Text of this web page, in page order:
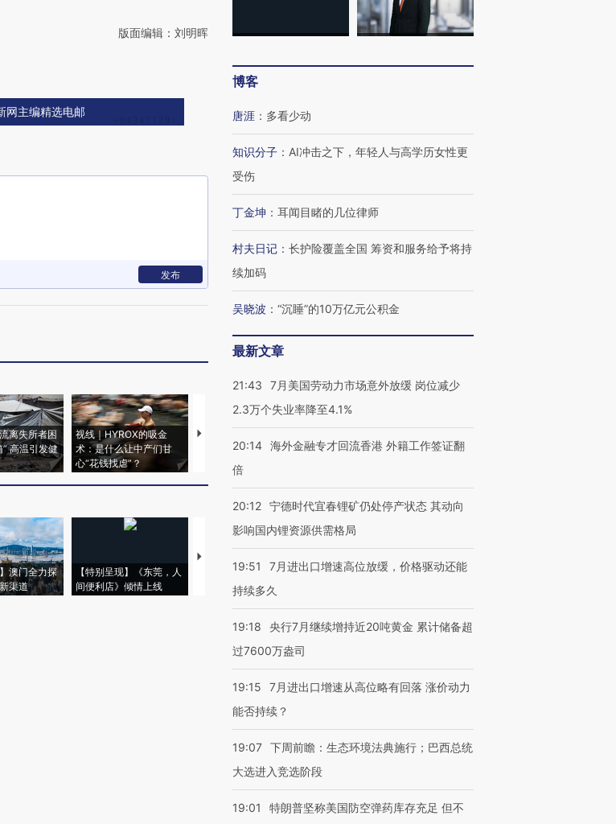
版面编辑：刘明晖
网主编精选电邮
发布
离失所者困
高温引发健
视线｜HYROX的吸金
术：是什么让中产们甘
心“花钱找虐”？
马航飞行员跨国走私7万
粒摇头丸 尿检体内含3种
度Z世代 用街头抗争将教
机”？难民潮撕裂西班牙
澳门全力探
渠道
【特别呈现】《东莞，人
间便利店》倾情上线
【推广】走进第四届链博
会，让数智科技“链”接产
【特别呈现】寻找100种
CFO：不靠规模取胜，华
博客
唐涯 ： 多看少动
知识分子 ： AI冲击之下，年轻人与高学历女性更
受伤
丁金坤 ： 耳闻目睹的几位律师
村夫日记 ： 长护险覆盖全国 筹资和服务给予将持
续加码
吴晓波 ： “沉睡”的10万亿元公积金
最新文章
21:43
7月美国劳动力市场意外放缓 岗位减少
2.3万个失业率降至4.1%
20:14 海外金融专才回流香港 外籍工作签证翻
倍
20:12 宁德时代宜春锂矿仍处停产状态 其动向
影响国内锂资源供需格局
19:51
7月进出口增速高位放缓，价格驱动还能
持续多久
19:18
央行7月继续增持近20吨黄金 累计储备超
过7600万盎司
19:15
7月进出口增速从高位略有回落 涨价动力
能否持续？
19:07 下周前瞻：生态环境法典施行；巴西总统
大选进入竞选阶段
19:01
特朗普坚称美国防空弹药库存充足 但不